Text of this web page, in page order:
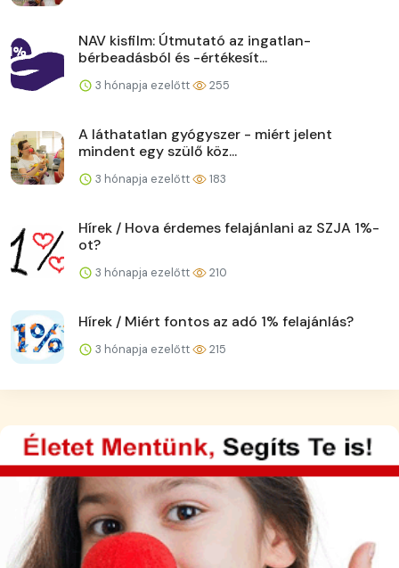
NAV kisfilm: Útmutató az ingatlan-
bérbeadásból és -értékesít...
3 hónapja ezelőtt 255
A láthatatlan gyógyszer - miért jelent
mindent egy szülő köz...
3 hónapja ezelőtt 183
Hírek / Hova érdemes felajánlani az SZJA 1%-
ot?
3 hónapja ezelőtt 210
Hírek / Miért fontos az adó 1% felajánlás?
3 hónapja ezelőtt 215